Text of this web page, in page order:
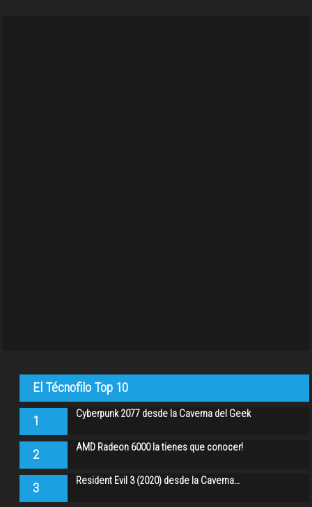
El Técnofilo Top 10
1 Cyberpunk 2077 desde la Caverna del Geek
2 AMD Radeon 6000 la tienes que conocer!
3 Resident Evil 3 (2020) desde la Caverna…